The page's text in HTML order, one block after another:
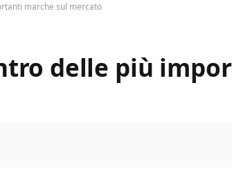
marche sul mercato
delle più